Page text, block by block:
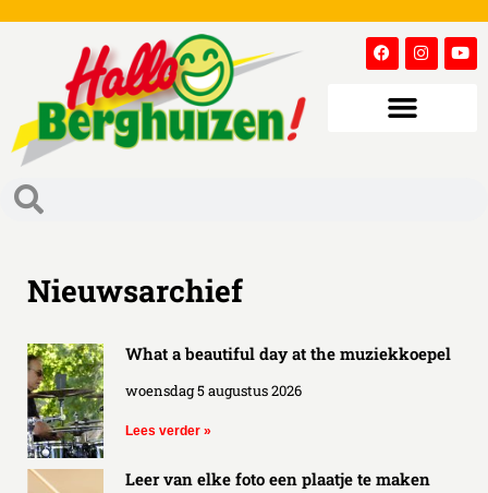
Nieuwsarchief
What a beautiful day at the muziekkoepel
woensdag 5 augustus 2026
Lees verder »
Leer van elke foto een plaatje te maken